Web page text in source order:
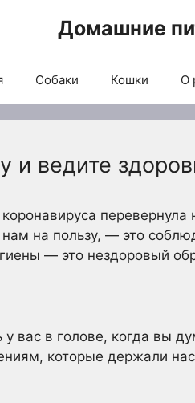
Домашние
Собаки Кошки О
и ведите
на пользу, — это
— это нездоровый
вас в голове, когда вы
которые держали нас